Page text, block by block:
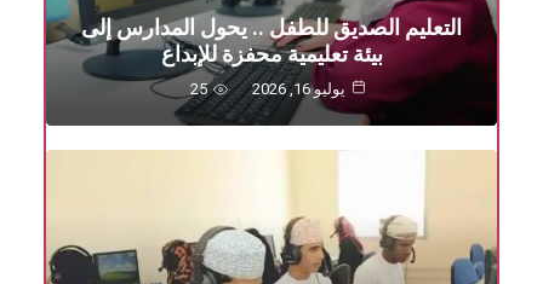
التعليم الصديق للطفل .. يحول المدارس إلى
بيئة تعليمية محفزة للإبداع
يوليو 16, 2026 25